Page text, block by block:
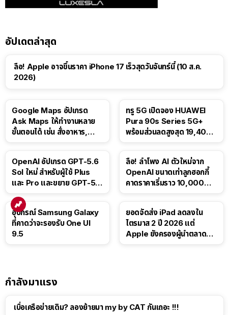
อัปเดตล่าสุด
ลือ! Apple อาจขึ้นราคา iPhone 17 เร็วสุดวันจันทร์นี้ (10 ส.ค.
2026)
Google Maps อัปเกรด
Ask Maps ให้ทำงานหลาย
ขั้นตอนได้ เช่น สั่งอาหาร,
ทรู 5G เปิดจอง HUAWEI
Pura 90s Series 5G+
พร้อมส่วนลดสูงสุด 19,400
OpenAI อัปเกรด GPT-5.6
Sol ใหม่ สำหรับผู้ใช้ Plus
และ Pro และขยาย GPT-5.6
ลือ! ลำโพง AI ตัวใหม่จาก
OpenAI ขนาดเท่าลูกฮอกกี้
คาดราคาเริ่มราว 10,000
อุปกรณ์ Samsung Galaxy
ที่คาดว่าจะรองรับ One UI
9.5
ยอดจัดส่ง iPad ลดลงใน
ไตรมาส 2 ปี 2026 แต่
Apple ยังครองผู้นำตลาด
กำลังมาแรง
เบื่อเครือข่ายเดิม? ลองย้ายมา my by CAT กันเถอะ !!!